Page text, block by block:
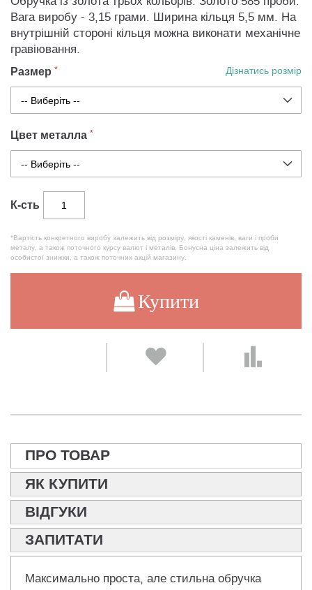
Вага виробу - 3,15 грами. Ширина кільця 5,5 мм. На
внутрішній стороні кільця можна виконати механічне
гравіювання.
Размер Дізнатись розмір
Цвет металла
К-сть
*Вартість конкретного виробу залежить від розміру, якості каменів, ваги і проби
металу, а також поточного курсу валют і металів. Бонусна ціна залежить від
особистої знижки, а також поточних акцій магазину.
Купити
ПРО ТОВАР
ЯК КУПИТИ
ВІДГУКИ
ЗАПИТАТИ
Максимально проста, але стильна обручка